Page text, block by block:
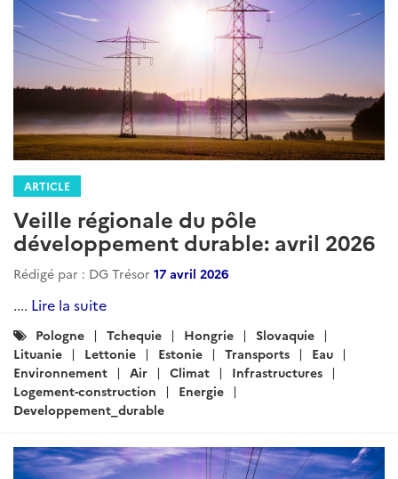
ARTICLE
Veille régionale du pôle
développement durable: avril 2026
Rédigé par : DG Trésor 17 avril 2026
.... Lire la suite
Catégories
:
Pologne Tchequie Hongrie
Slovaquie
Lituanie
Lettonie Estonie Transports
Eau
Environnement
Air Climat
Infrastructures
Logement-construction
Energie
Developpement_durable